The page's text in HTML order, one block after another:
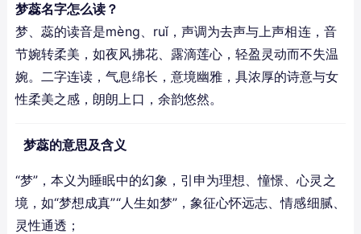
梦蕊名字怎么读？
梦、蕊的读音是mèng、ruǐ，声调为去声与上声相连，音
节婉转柔美，如夜风拂花、露滴莲心，轻盈灵动而不失温
婉。二字连读，气息绵长，意境幽雅，具浓厚的诗意与女
性柔美之感，朗朗上口，余韵悠然。
梦蕊的意思及含义
“梦”，本义为睡眠中的幻象，引申为理想、憧憬、心灵之
境，如“梦想成真”“人生如梦”，象征心怀远志、情感细腻、
灵性通透；